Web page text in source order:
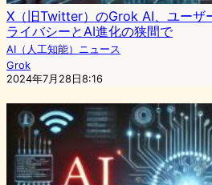
X（旧Twitter）のGrok AI、ユーザ
ライバシーとAI進化の狭間で
AI（人工知能）ニュース
Grok
2024年7月28日8:16